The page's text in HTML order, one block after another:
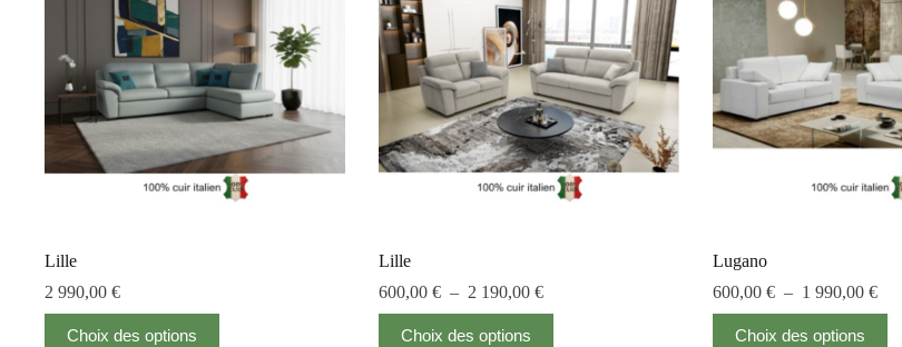
Lille
2 990,00 €
Choix des options
Lille
600,00 € – 2 190,00 €
Choix des options
Lugano
600,00 € – 1 990,00 €
Choix des options